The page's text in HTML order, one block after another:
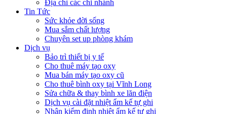
Địa chỉ các chi nhánh
Tin Tức
Sức khỏe đời sống
Mua sắm chất lượng
Chuyên set up phòng khám
Dịch vụ
Bảo trì thiết bị y tế
Cho thuê máy tạo oxy
Mua bán máy tạo oxy cũ
Cho thuê bình oxy tại Vĩnh Long
Sửa chữa & thay bình xe lăn điện
Dịch vụ cài đặt nhiệt ẩm kế tự ghi
Nhận kiểm định nhiệt ẩm kế tự ghi